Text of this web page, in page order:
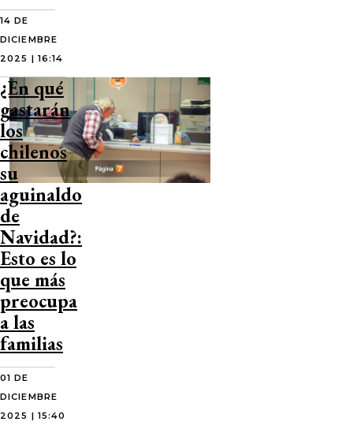
14 DE
DICIEMBRE
2025 | 16:14
¿En qué
gastarán
los
chilenos
su
aguinaldo
de
Navidad?:
Esto es lo
que más
preocupa
a las
familias
01 DE
DICIEMBRE
2025 | 15:40